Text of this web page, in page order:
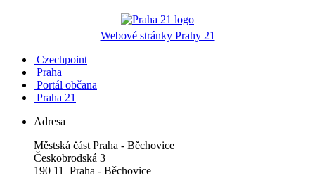
Webové stránky Prahy 21
Czechpoint
Praha
Portál občana
Praha 21
Adresa
Městská část Praha - Běchovice
Českobrodská 3
190 11 Praha - Běchovice